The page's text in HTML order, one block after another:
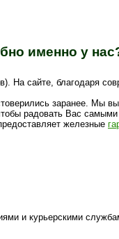
именно у
На сайте, благодаря
заранее. Мы
радовать Вас
железные
и курьерскими